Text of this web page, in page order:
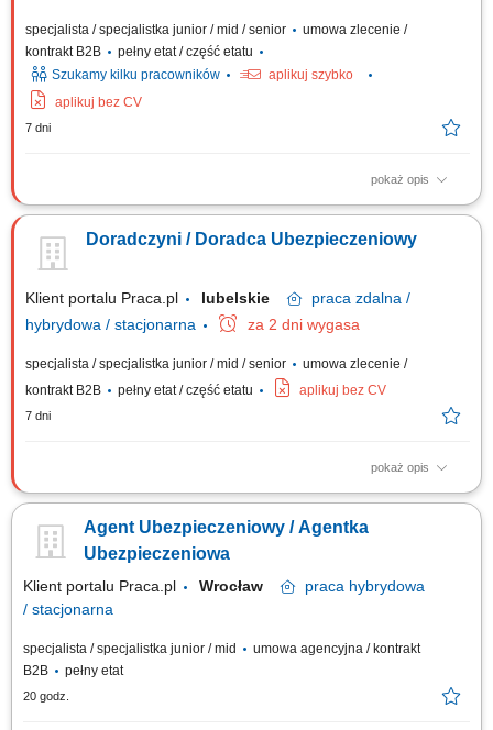
specjalista / specjalistka junior / mid / senior
umowa zlecenie /
kontrakt B2B
pełny etat / część etatu
Szukamy kilku pracowników
aplikuj szybko
aplikuj bez CV
7 dni
pokaż opis
Twój zakres obowiązków: Będziesz aktywnie poszukiwać nowych
życie, majątkowe, grupowe). Będziesz przygotowywać oferty
ubezpieczeniowe i prowadzić spotkania z klientami. Twoim zadaniem
Doradczyni / Doradca Ubezpieczeniowy
Klient portalu Praca.pl lubelskie praca zdalna /
hybrydowa / stacjonarna
za 2 dni wygasa
specjalista / specjalistka junior / mid / senior
umowa zlecenie /
kontrakt B2B
pełny etat / część etatu aplikuj bez CV
7 dni
pokaż opis
Aktywne pozyskiwanie klientów i sprzedaż produktów
Przygotowywanie ofert i prowadzenie spotkań sprzedażowych. Analiza
potrzeb klienta i rekomendowanie dopasowanych rozwiązań. Budowanie
Agent Ubezpieczeniowy / Agentka
Ubezpieczeniowa
Klient portalu Praca.pl Wrocław praca hybrydowa
/ stacjonarna
specjalista / specjalistka junior / mid
umowa agencyjna / kontrakt
B2B
pełny etat
20 godz.